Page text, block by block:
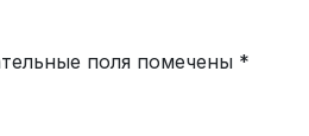
поля помечены *